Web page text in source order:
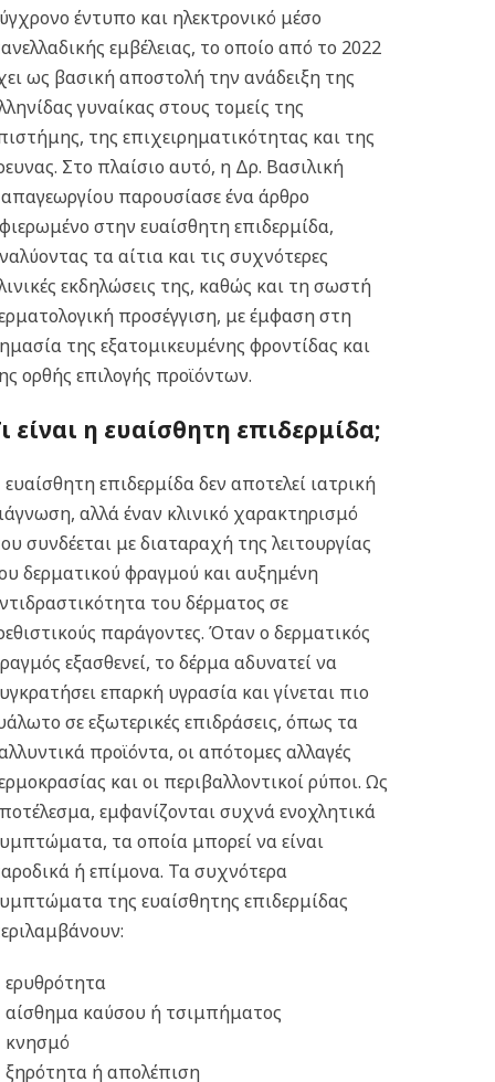
έντυπο και ηλεκτρονικό μέσο
εμβέλειας, το οποίο από το 2022
ως βασική αποστολή την ανάδειξη της
γυναίκας στους τομείς της
της επιχειρηματικότητας και της
Στο πλαίσιο αυτό, η Δρ. Βασιλική
παρουσίασε ένα άρθρο
στην ευαίσθητη επιδερμίδα,
τα αίτια και τις συχνότερες
εκδηλώσεις της, καθώς και τη σωστή
προσέγγιση, με έμφαση στη
της εξατομικευμένης φροντίδας και
ορθής επιλογής προϊόντων.
είναι η ευαίσθητη επιδερμίδα;
επιδερμίδα δεν αποτελεί ιατρική
αλλά έναν κλινικό χαρακτηρισμό
συνδέεται με διαταραχή της λειτουργίας
δερματικού φραγμού και αυξημένη
του δέρματος σε
παράγοντες.Όταν ο δερματικός
εξασθενεί, το δέρμα αδυνατεί να
επαρκή υγρασία και γίνεται πιο
σε εξωτερικές επιδράσεις, όπως τα
προϊόντα, οι απότομες αλλαγές
και οι περιβαλλοντικοί ρύποι. Ως
εμφανίζονται συχνά ενοχλητικά
τα οποία μπορεί να είναι
ή επίμονα. Τα συχνότερα
της ευαίσθητης επιδερμίδας
ερυθρότητα
αίσθημα καύσου ή τσιμπήματος
κνησμό
ξηρότητα ή απολέπιση